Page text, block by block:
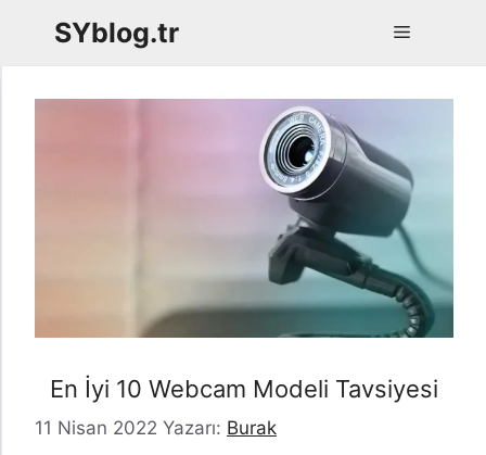
SYblog.tr Menü
En İyi 10 Webcam Modeli Tavsiyesi
11 Nisan 2022 Yazarı: Burak